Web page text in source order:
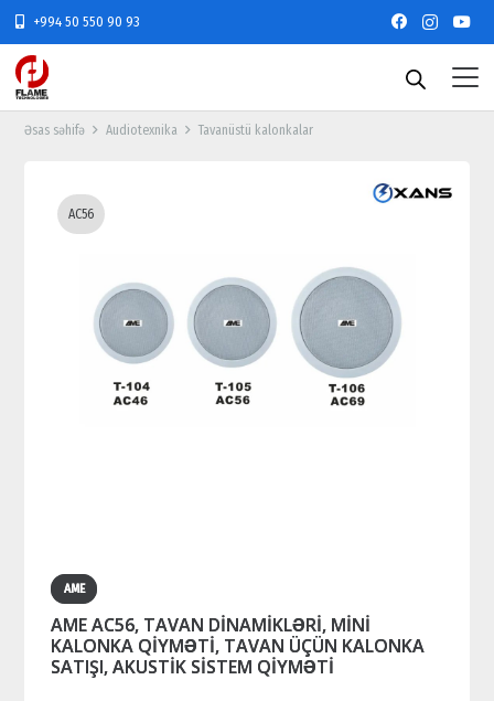
+994 50 550 90 93
Əsas səhifə Audiotexnika Tavanüstü kalonkalar
AC56
AME
AME AC56, TAVAN DİNAMİKLƏRİ, MİNİ
KALONKA QİYMƏTİ, TAVAN ÜÇÜN KALONKA
SATIŞI, AKUSTİK SİSTEM QİYMƏTİ